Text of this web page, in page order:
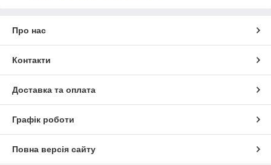
Про нас
Контакти
Доставка та оплата
Графік роботи
Повна версія сайту